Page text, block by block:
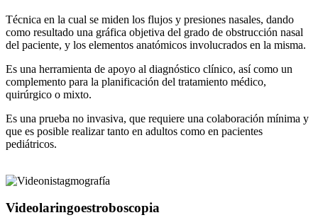
Técnica en la cual se miden los flujos y presiones nasales, dando
como resultado una gráfica objetiva del grado de obstrucción nasal
del paciente, y los elementos anatómicos involucrados en la misma.
Es una herramienta de apoyo al diagnóstico clínico, así como un
complemento para la planificación del tratamiento médico,
quirúrgico o mixto.
Es una prueba no invasiva, que requiere una colaboración mínima y
que es posible realizar tanto en adultos como en pacientes
pediátricos.
Videolaringoestroboscopia